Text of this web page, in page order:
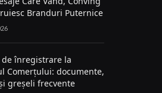
Branduri Puternice
de înregistrare la
Comerțului: documente,
greșeli frecvente